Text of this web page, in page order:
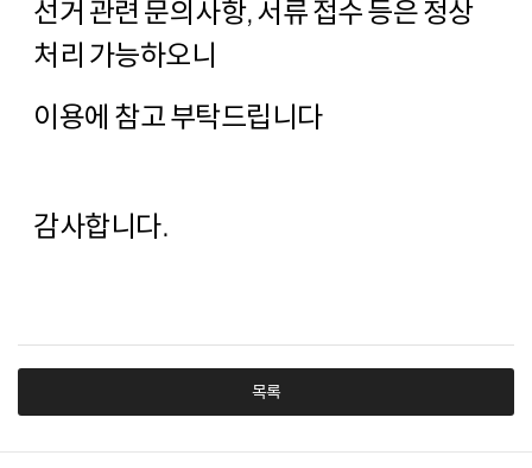
선거 관련 문의사항, 서류 접수 등은 정상
처리 가능하오니
이용에 참고 부탁드립니다
감사합니다.
목록